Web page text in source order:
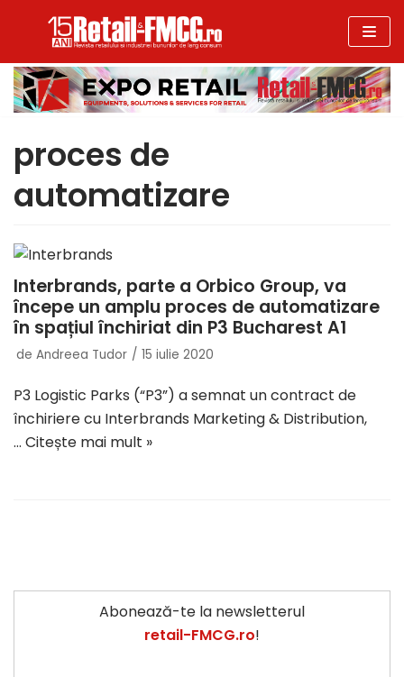
la
conținut
proces de
automatizare
Interbrands, parte a Orbico Group, va
începe un amplu proces de automatizare
în spațiul închiriat din P3 Bucharest A1
de Andreea Tudor 15 iulie 2020
P3 Logistic Parks (“P3”) a semnat un contract de
închiriere cu Interbrands Marketing & Distribution,
… Citește mai mult »
Abonează-te la newsletterul
retail-FMCG.ro!